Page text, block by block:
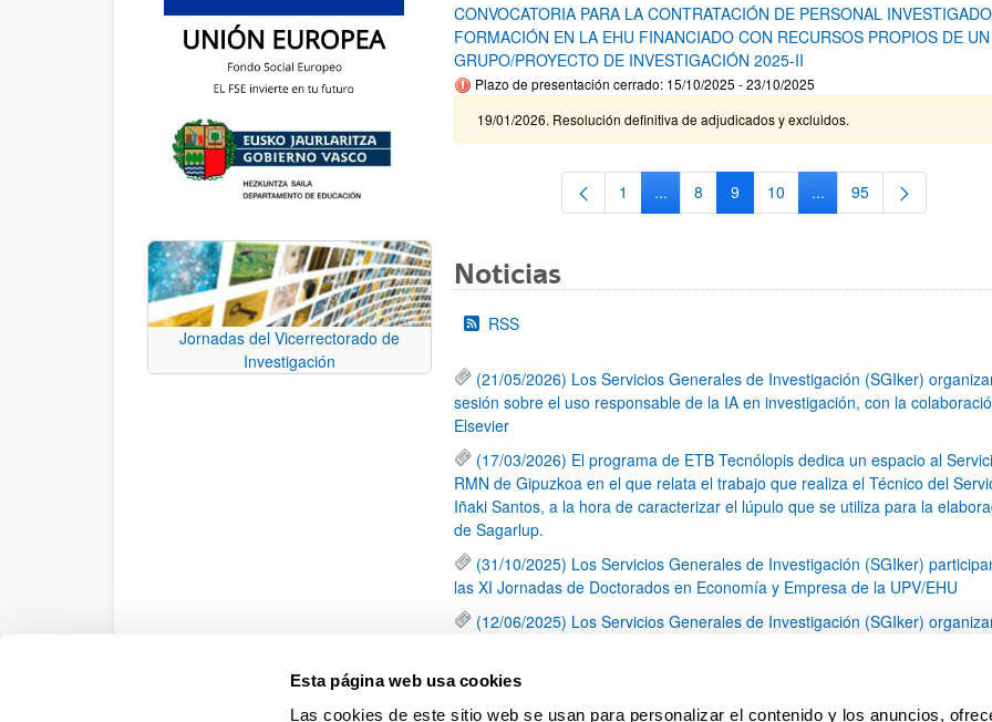
Esta página web usa cookies
Las cookies de este sitio web se usan para personalizar el contenido y los anuncios,
Jornadas del Vicerrectorado de
Investigación
CONVOCATORIA PARA LA CONTRATACIÓN DE PERSONAL
FORMACIÓN EN LA EHU FINANCIADO CON RECURSOS PROPIOS DE UN
GRUPO/PROYECTO DE INVESTIGACIÓN 2025-II
Plazo de presentación cerrado: 15/10/2025 - 23/10/2025
19/01/2026. Resolución definitiva de adjudicados y excluidos.
Página
1 ...Páginas intermedias Use TAB para desplazarse.
Página
8 Página
9 Página
10 ...Páginas intermedias
Página
95
Noticias
RSS
(21/05/2026) Los Servicios Generales de Investigación (SGIker)
sesión sobre el uso responsable de la IA en investigación, con la
Elsevier
(17/03/2026) El programa de ETB Tecnólopis dedica un espacio al
RMN de Gipuzkoa en el que relata el trabajo que realiza el Técnico del
Iñaki Santos, a la hora de caracterizar el lúpulo que se utiliza para la
de Sagarlup.
(31/10/2025) Los Servicios Generales de Investigación (SGIker)
las XI Jornadas de Doctorados en Economía y Empresa de la UPV/EHU
(12/06/2025) Los Servicios Generales de Investigación (SGIker)